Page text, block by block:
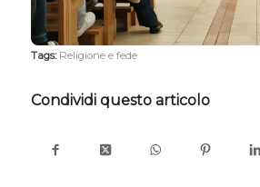
Tags: Religione e fede
Condividi questo articolo